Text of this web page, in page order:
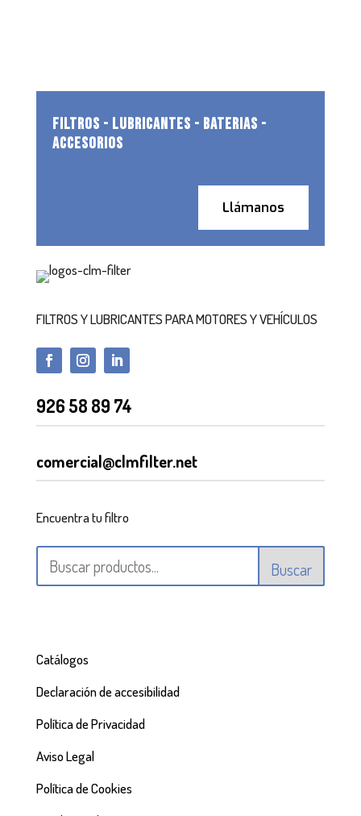
FILTROS - LUBRICANTES - BATERIAS -
ACCESORIOS
Llámanos
FILTROS Y LUBRICANTES PARA MOTORES Y VEHÍCULOS
926 58 89 74
comercial@clmfilter.net
Encuentra tu filtro
Buscar
Catálogos
Declaración de accesibilidad
Política de Privacidad
Aviso Legal
Política de Cookies